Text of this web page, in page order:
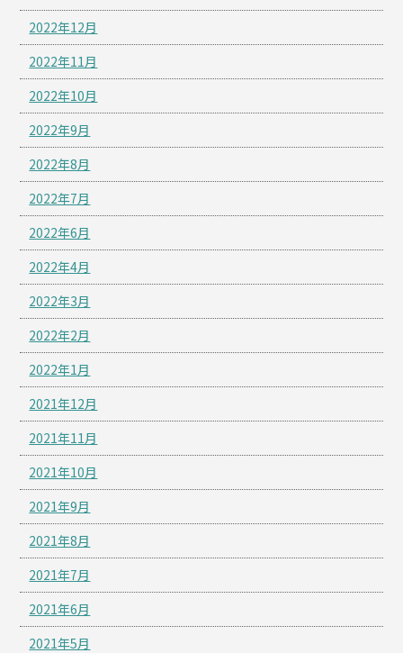
2022年12月
2022年11月
2022年10月
2022年9月
2022年8月
2022年7月
2022年6月
2022年4月
2022年3月
2022年2月
2022年1月
2021年12月
2021年11月
2021年10月
2021年9月
2021年8月
2021年7月
2021年6月
2021年5月